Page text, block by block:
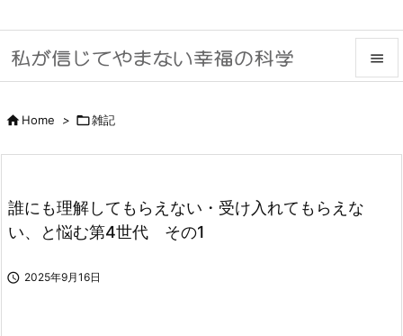

Home > 雑記
誰にも理解してもらえない・受け入れてもらえな
い、と悩む第4世代 その1
 2025年9月16日